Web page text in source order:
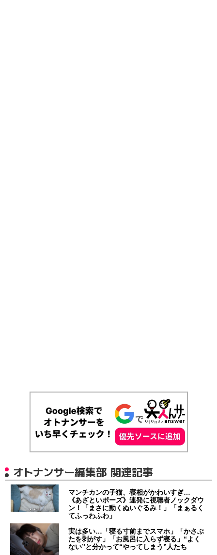
オトナンサー編集部 関連記事
マンチカンの子猫、寝相がかわいすぎ…
《あざといポーズ》連発に視聴者ノックダウ
ン！「まさに動くぬいぐるみ！」「まぁるく
てふっわふわ」
実は多い…「寝る寸前までスマホ」「かさぶ
たを剥がす」「お風呂に入らず寝る」“よく
ない”と分かって“やってしまう”人たち